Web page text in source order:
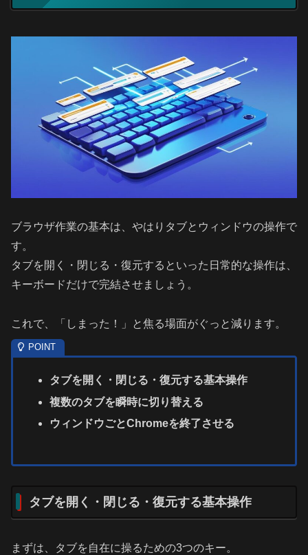
ブラウザ作業の基本は、やはりタブとウィンドウの操作で
す。
タブを開く・閉じる・復元するといった日常的な操作は、
キーボードだけで完結させましょう。
これで、「しまった！」と焦る場面がぐっと減ります。
タブを開く・閉じる・復元する基本操作
複数のタブを瞬時に切り替える
ウィンドウごとChromeを終了させる
タブを開く・閉じる・復元する基本操作
まずは、タブを自在に操るための3つのキー。